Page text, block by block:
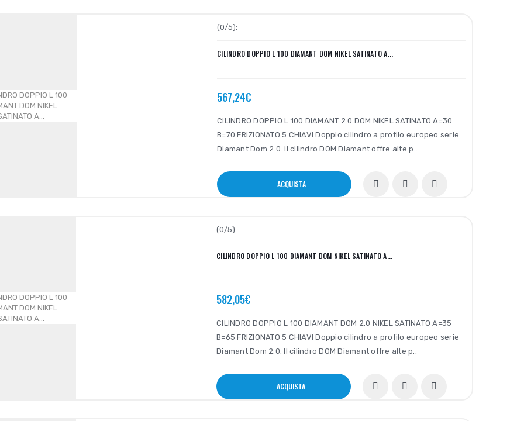
(0/5):
CILINDRO DOPPIO L 100 DIAMANT DOM NIKEL SATINATO A...
567,24€
CILINDRO DOPPIO L 100 DIAMANT 2.0 DOM NIKEL SATINATO A=30
B=70 FRIZIONATO 5 CHIAVI Doppio cilindro a profilo europeo serie
Diamant Dom 2.0. Il cilindro DOM Diamant offre alte p..
ACQUISTA
(0/5):
CILINDRO DOPPIO L 100 DIAMANT DOM NIKEL SATINATO A...
582,05€
CILINDRO DOPPIO L 100 DIAMANT DOM 2.0 NIKEL SATINATO A=35
B=65 FRIZIONATO 5 CHIAVI Doppio cilindro a profilo europeo serie
Diamant Dom 2.0. Il cilindro DOM Diamant offre alte p..
ACQUISTA